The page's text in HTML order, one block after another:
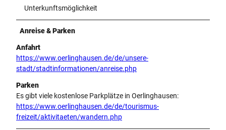
Unterkunftsmöglichkeit
Anreise & Parken
Anfahrt
https://www.oerlinghausen.de/de/unsere-
stadt/stadtinformationen/anreise.php
Parken
Es gibt viele kostenlose Parkplätze in Oerlinghausen:
https://www.oerlinghausen.de/de/tourismus-
freizeit/aktivitaeten/wandern.php